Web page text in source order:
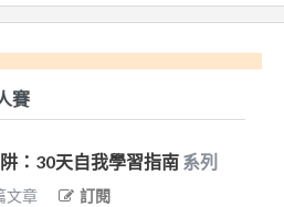
賽
：30天自我學習指南 系列
文章 訂閱